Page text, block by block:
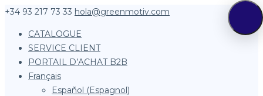
+34 93 217 73 33 hola@greenmotiv.com
CATALOGUE
SERVICE CLIENT
PORTAIL D’ACHAT B2B
Français
Español (Espagnol)